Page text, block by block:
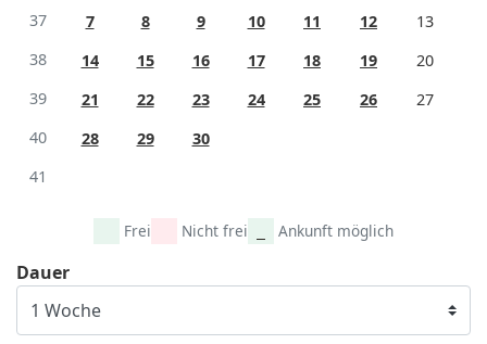
37
7 8 9 10 11 12
13
38
14 15 16 17 18 19
20
39
21 22 23 24 25 26
27
40
28 29
30
41
Frei Nicht frei Ankunft möglich
Dauer